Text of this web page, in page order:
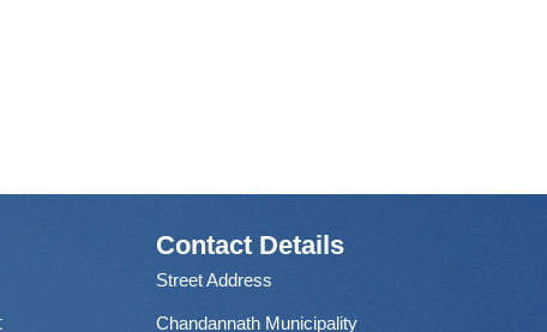
Contact Details
Street Address
Chandannath Municipality